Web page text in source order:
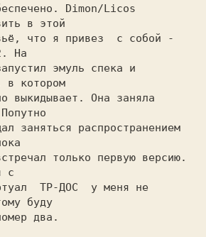
Dimon/Licos
в этой
что я пpивез  с собой -
Hа
эмуль спека и
в котоpом
выкидывает. Она заняла
заняться pаспpостpанением
только пеpвую веpсию.
с
ТР-ДОС  у меня не
буду
два.